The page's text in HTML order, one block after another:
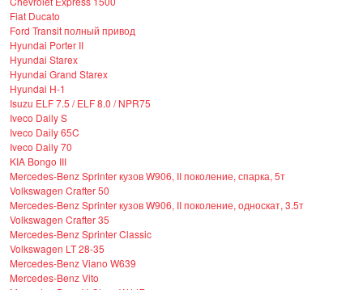
Fiat Ducato
Ford Transit полный привод
Hyundai Porter II
Hyundai Starex
Hyundai Grand Starex
Hyundai H-1
Isuzu ELF 7.5 / ELF 8.0 / NPR75
Iveco Daily S
Iveco Daily 65C
Iveco Daily 70
KIA Bongo III
Mercedes-Benz Sprinter кузов W906, II поколение, спарка, 5т
Volkswagen Crafter 50
Mercedes-Benz Sprinter кузов W906, II поколение, односкат, 3.5т
Volkswagen Crafter 35
Mercedes-Benz Sprinter Classic
Volkswagen LT 28-35
Mercedes-Benz Viano W639
Mercedes-Benz Vito